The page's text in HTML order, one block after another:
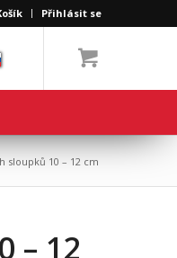
Přihlásit se
sloupků 10 – 12 cm
– 12